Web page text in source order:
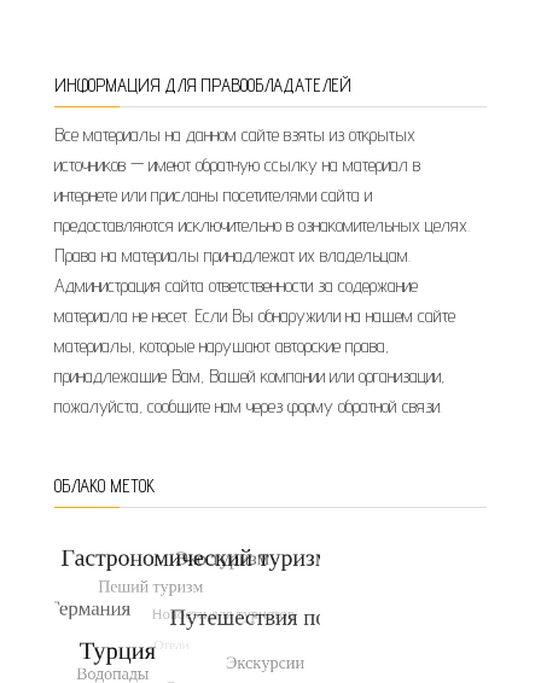
ИНФОРМАЦИЯ ДЛЯ ПРАВООБЛАДАТЕЛЕЙ
Все материалы на данном сайте взяты из открытых
источников — имеют обратную ссылку на материал в
интернете или присланы посетителями сайта и
предоставляются исключительно в ознакомительных целях.
Права на материалы принадлежат их владельцам.
Администрация сайта ответственности за содержание
материала не несет. Если Вы обнаружили на нашем сайте
материалы, которые нарушают авторские права,
принадлежащие Вам, Вашей компании или организации,
пожалуйста, сообщите нам через форму обратной связи.
ОБЛАКО МЕТОК